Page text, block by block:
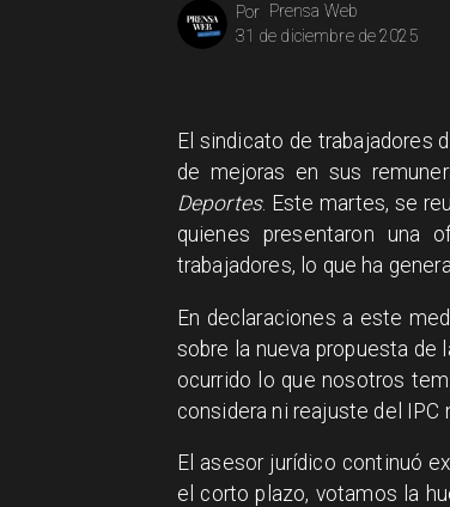
Prensa Web
Por
31 de diciembre de 2025
El sindicato de trabajadores
de mejoras en sus
Deportes. Este martes, se
quienes presentaron una
trabajadores, lo que ha
En declaraciones a este
sobre la nueva propuesta de
ocurrido lo que nosotros
considera ni reajuste del IPC
El asesor jurídico continuó
el corto plazo, votamos la